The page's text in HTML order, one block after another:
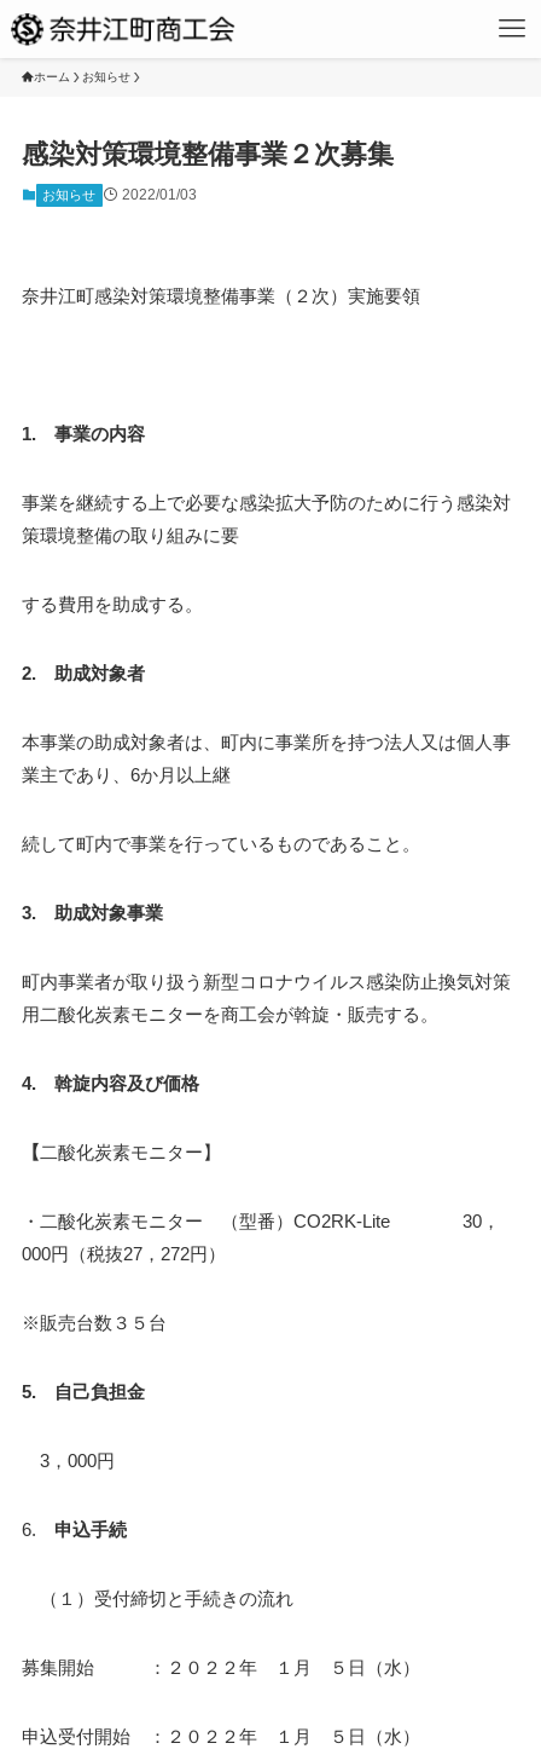
ホーム お知らせ
感染対策環境整備事業２次募集
お知らせ 2022/01/03
奈井江町感染対策環境整備事業（２次）実施要領
1. 事業の内容
事業を継続する上で必要な感染拡大予防のために行う感染対
策環境整備の取り組みに要
する費用を助成する。
2. 助成対象者
本事業の助成対象者は、町内に事業所を持つ法人又は個人事
業主であり、6か月以上継
続して町内で事業を行っているものであること。
3. 助成対象事業
町内事業者が取り扱う新型コロナウイルス感染防止換気対策
用二酸化炭素モニターを商工会が斡旋・販売する。
4. 斡旋内容及び価格
【二酸化炭素モニター】
・二酸化炭素モニター （型番）CO2RK-Lite 30，
000円（税抜27，272円）
※販売台数３５台
5. 自己負担金
3，000円
6. 申込手続
（１）受付締切と手続きの流れ
募集開始 ：２０２２年 １月 ５日（水）
申込受付開始 ：２０２２年 １月 ５日（水）